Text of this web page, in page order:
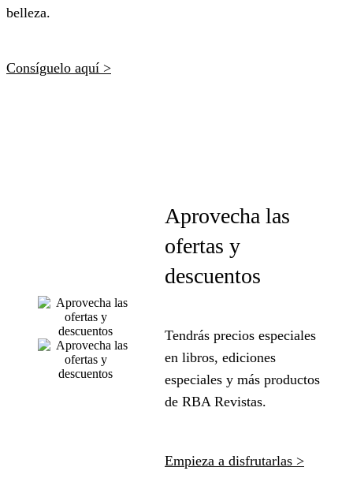
belleza.
Consíguelo aquí >
Aprovecha las
ofertas y
descuentos
Tendrás precios especiales
en libros, ediciones
especiales y más productos
de RBA Revistas.
Empieza a disfrutarlas >